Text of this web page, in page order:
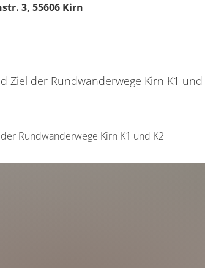
3, 55606 Kirn
Ziel der Rundwanderwege Kirn K1 und
Rundwanderwege Kirn K1 und K2